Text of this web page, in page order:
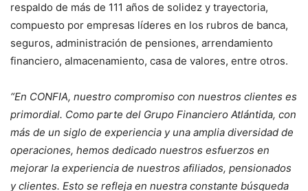
respaldo de más de 111 años de solidez y trayectoria,
compuesto por empresas líderes en los rubros de banca,
seguros, administración de pensiones, arrendamiento
financiero, almacenamiento, casa de valores, entre otros.
“En CONFIA, nuestro compromiso con nuestros clientes es
primordial. Como parte del Grupo Financiero Atlántida, con
más de un siglo de experiencia y una amplia diversidad de
operaciones, hemos dedicado nuestros esfuerzos en
mejorar la experiencia de nuestros afiliados, pensionados
y clientes. Esto se refleja en nuestra constante búsqueda